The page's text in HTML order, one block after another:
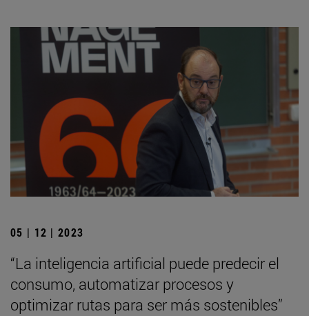
05 | 12 | 2023
“La inteligencia artificial puede predecir el
consumo, automatizar procesos y
optimizar rutas para ser más sostenibles”